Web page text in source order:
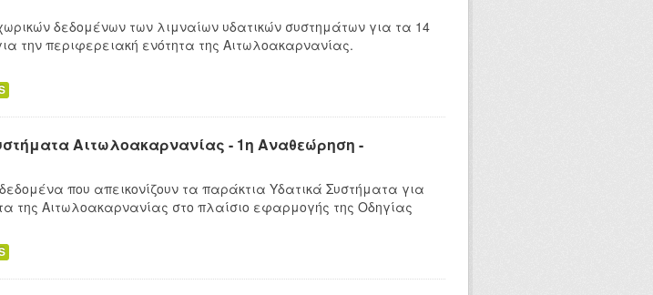
δεδομένων των λιμναίων υδατικών συστημάτων για τα 14
την περιφερειακή ενότητα της Αιτωλοακαρνανίας.
Αιτωλοακαρνανίας - 1η Αναθεώρηση -
που απεικονίζουν τα παράκτια Υδατικά Συστήματα για
της Αιτωλοακαρνανίας στο πλαίσιο εφαρμογής της Οδηγίας